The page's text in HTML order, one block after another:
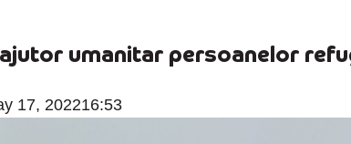
umanitar persoanelor
17, 202216:53